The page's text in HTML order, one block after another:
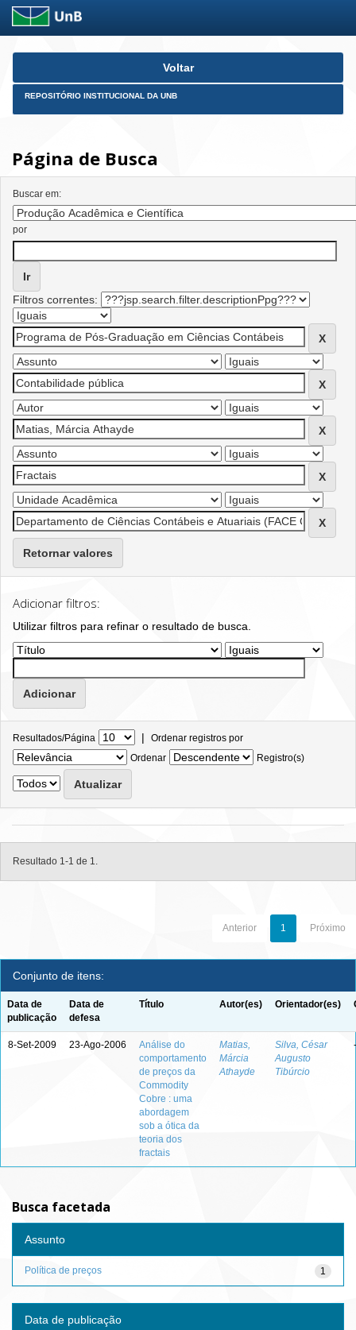
Skip
Voltar
REPOSITÓRIO INSTITUCIONAL DA UNB
Página de Busca
Buscar em:
por
Filtros correntes:
Retornar valores
Adicionar filtros:
Utilizar filtros para refinar o resultado de busca.
Resultados/Página | Ordenar registros por
Ordenar
Registro(s)
Resultado 1-1 de 1.
Anterior 1 Próximo
Conjunto de itens:
Data de
publicação
Data de
defesa
Título Autor(es) Orientador(es)
8-Set-2009 23-Ago-2006
Análise do
comportamento
de preços da
Commodity
Cobre : uma
abordagem
sob a ótica da
teoria dos
fractais
Matias,
Márcia
Athayde
Silva, César
Augusto
Tibúrcio
-
Busca facetada
Assunto
1
Política de preços
Data de publicação